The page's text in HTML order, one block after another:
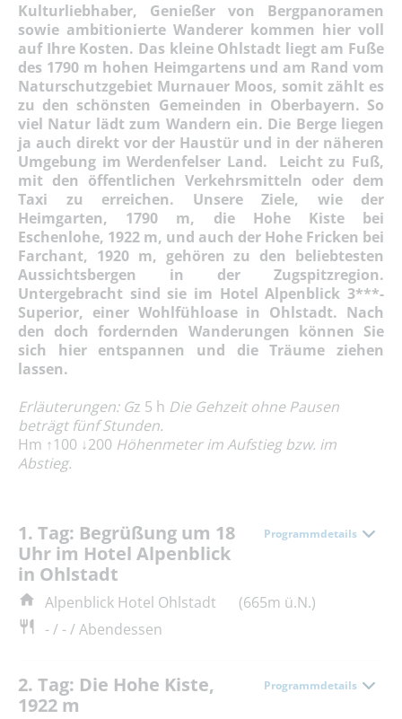
Kulturliebhaber, Genießer von Bergpanoramen
sowie ambitionierte Wanderer kommen hier voll
auf Ihre Kosten. Das kleine Ohlstadt liegt am Fuße
des 1790 m hohen Heimgartens und am Rand vom
Naturschutzgebiet Murnauer Moos, somit zählt es
zu den schönsten Gemeinden in Oberbayern. So
viel Natur lädt zum Wandern ein. Die Berge liegen
ja auch direkt vor der Haustür und in der näheren
Umgebung im Werdenfelser Land. Leicht zu Fuß,
mit den öffentlichen Verkehrsmitteln oder dem
Taxi zu erreichen. Unsere Ziele, wie der
Heimgarten, 1790 m, die Hohe Kiste bei
Eschenlohe, 1922 m, und auch der Hohe Fricken bei
Farchant, 1920 m, gehören zu den beliebtesten
Aussichtsbergen in der Zugspitzregion.
Untergebracht sind sie im Hotel Alpenblick 3***-
Superior, einer Wohlfühloase in Ohlstadt. Nach
den doch fordernden Wanderungen können Sie
sich hier entspannen und die Träume ziehen
lassen.
Erläuterungen: Gz 5 h Die Gehzeit ohne Pausen
beträgt fünf Stunden.
Hm ↑100 ↓200 Höhenmeter im Aufstieg bzw. im
Abstieg.
1. Tag: Begrüßung um 18
Uhr im Hotel Alpenblick
in Ohlstadt
Programmdetails
Alpenblick Hotel Ohlstadt
(665m ü.N.)
- / - / Abendessen
2. Tag: Die Hohe Kiste,
1922 m
Programmdetails